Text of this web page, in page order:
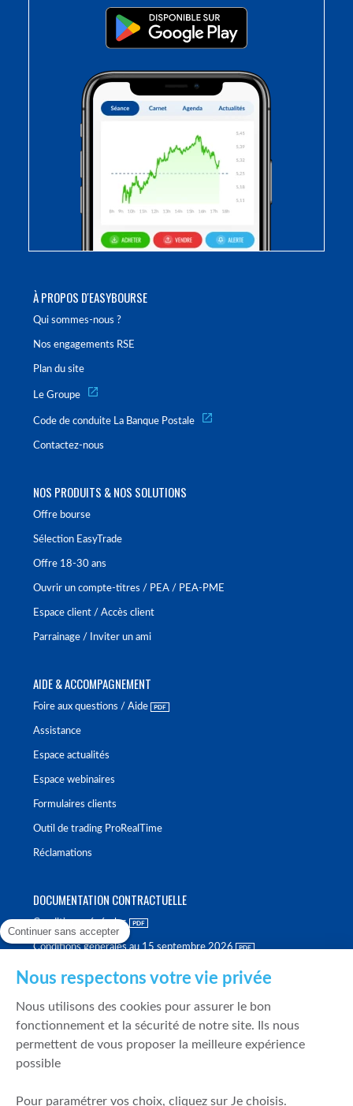
À PROPOS D'EASYBOURSE
Qui sommes-nous ?
Nos engagements RSE
Plan du site
Le Groupe
Code de conduite La Banque Postale
Contactez-nous
NOS PRODUITS & NOS SOLUTIONS
Offre bourse
Sélection EasyTrade
Offre 18-30 ans
Ouvrir un compte-titres / PEA / PEA-PME
Espace client / Accès client
Parrainage / Inviter un ami
AIDE & ACCOMPAGNEMENT
Foire aux questions / Aide
Assistance
Espace actualités
Espace webinaires
Formulaires clients
Outil de trading ProRealTime
Réclamations
DOCUMENTATION CONTRACTUELLE
Conditions générales
Conditions générales au 15 septembre 2026
Politique de meilleure sélection
Politique de durabilité
Fonds de garantie des dépôts et de résolution
Continuer sans accepter
Nous respectons votre vie privée
Nous utilisons des cookies pour assurer le bon
fonctionnement et la sécurité de notre site. Ils nous
permettent de vous proposer la meilleure expérience
possible
Pour paramétrer vos choix, cliquez sur Je choisis.